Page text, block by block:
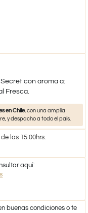
con aroma a:
Fresca.
en Chile, con una amplia
y despacho a todo el país.
las 15:00hrs.
aquí:
buenas condiciones o te